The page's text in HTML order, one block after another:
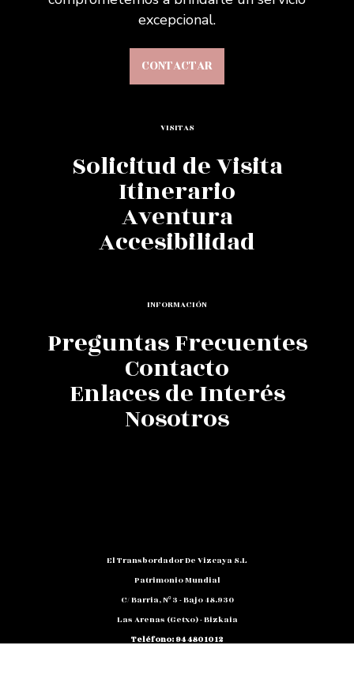
excepcional.
CONTACTAR
VISITAS
Solicitud de Visita
Itinerario
Aventura
Accesibilidad
INFORMACIÓN
Preguntas Frecuentes
Contacto
Enlaces de Interés
Nosotros
El Transbordador De Vizcaya S.L
Patrimonio Mundial
C/ Barria, Nº 3 - Bajo 48.930
Las Arenas (Getxo) - Bizkaia
Teléfono: 94 480 10 12